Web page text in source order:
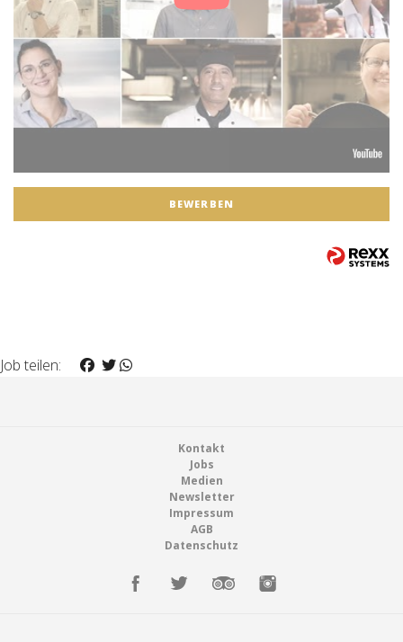
BEWERBEN
Job teilen:
Kontakt
Jobs
Medien
Newsletter
Impressum
AGB
Datenschutz